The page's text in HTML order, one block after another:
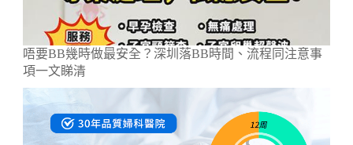
唔要BB幾時做最安全？深圳落BB時間、流程同注意事
項一文睇清